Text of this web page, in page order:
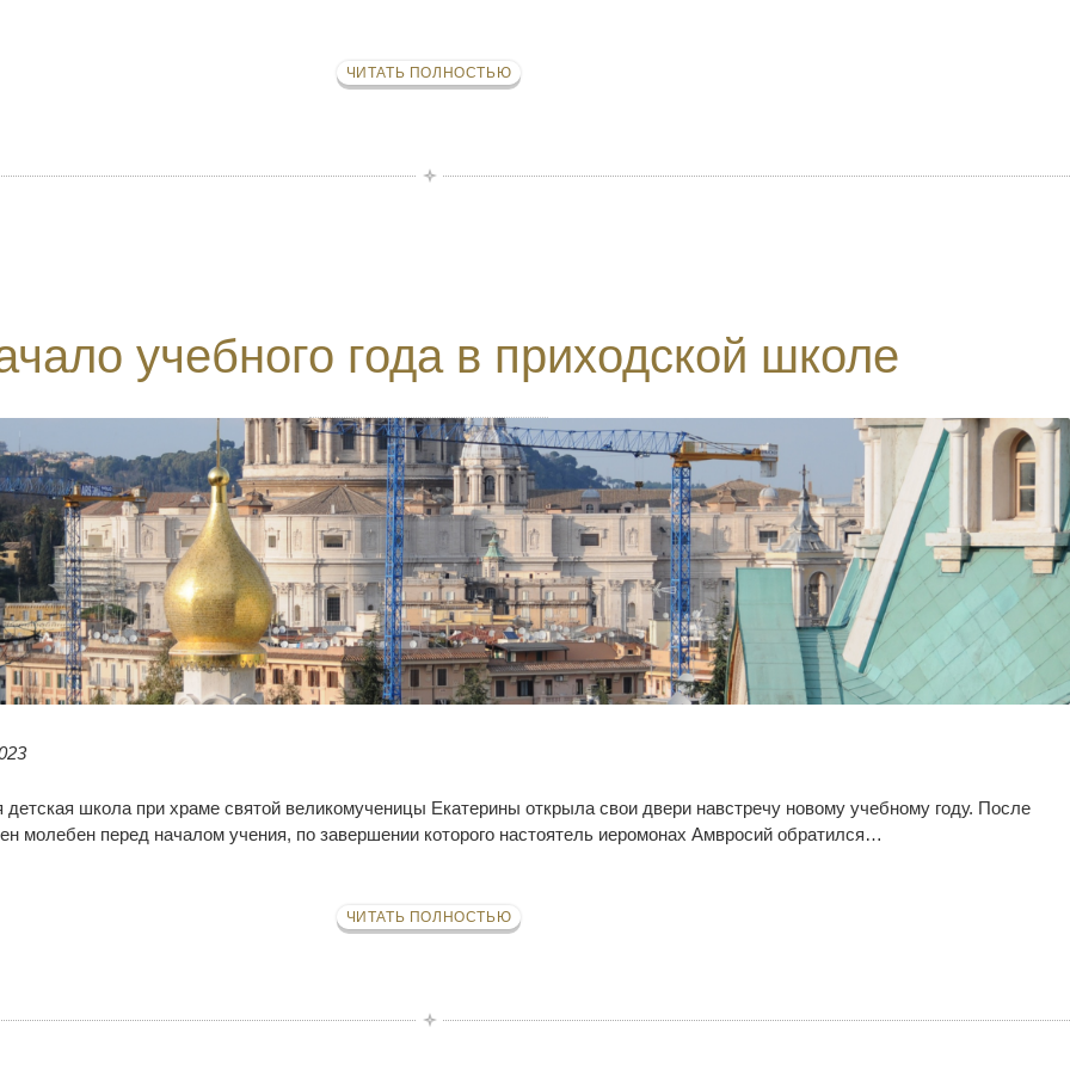
ЧИТАТЬ ПОЛНОСТЬЮ
учебного года в приходской школе
детская школа при храме святой великомученицы Екатерины открыла свои двери навстречу новому учебному году. После
молебен перед началом учения, по завершении которого настоятель иеромонах Амвросий обратился…
ЧИТАТЬ ПОЛНОСТЬЮ